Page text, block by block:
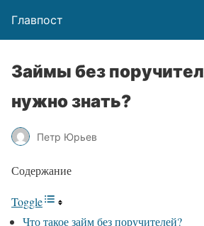
Главпост
Займы без
нужно знать?
Петр Юрьев
Содержание
Toggle
Что такое займ без поручителей?